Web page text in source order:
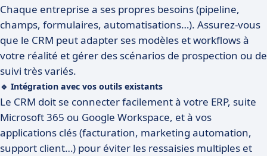
Chaque entreprise a ses propres besoins (pipeline,
champs, formulaires, automatisations…). Assurez-vous
que le CRM peut adapter ses modèles et workflows à
votre réalité et gérer des scénarios de prospection ou de
suivi très variés.
🔹 Intégration avec vos outils existants
Le CRM doit se connecter facilement à votre ERP, suite
Microsoft 365 ou Google Workspace, et à vos
applications clés (facturation, marketing automation,
support client…) pour éviter les ressaisies multiples et